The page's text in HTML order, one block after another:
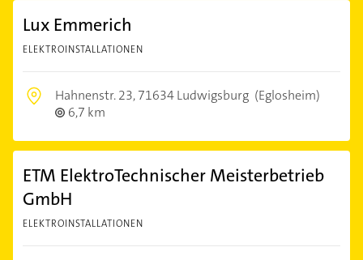
Lux Emmerich
ELEKTROINSTALLATIONEN
Hahnenstr. 23,71634 Ludwigsburg (Eglosheim)
6,7 km
ETM ElektroTechnischer Meisterbetrieb
GmbH
ELEKTROINSTALLATIONEN